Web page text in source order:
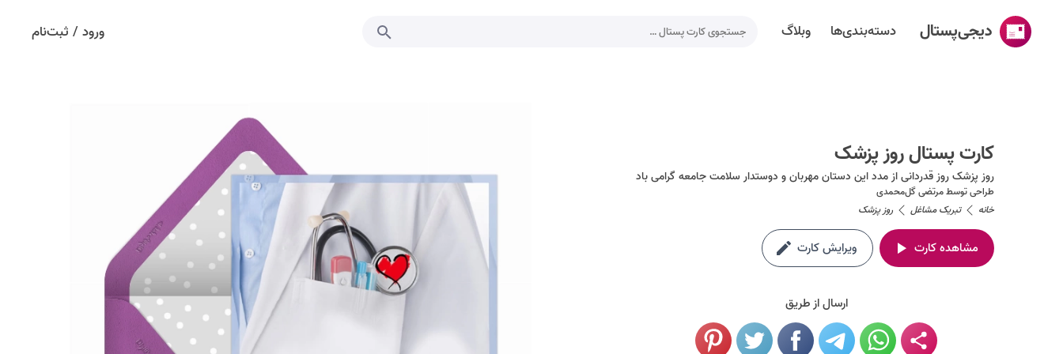
دیجی‌پستال دسته‌بندی‌ها وبلاگ ورود / ثبت‌نام
دسته‌بندی‌ها
تقویم مناسبت ها
کارت پستال روز پزشک
روز پزشک روز قدردانی از مدد این دستان مهربان و دوستدار سلامت جامعه گرامی باد
طراحی توسطمرتضی گل‌محمدی
خانه
تبریک مشاغل روز پزشک
مشاهده کارت ویرایش کارت
ارسال از طریق